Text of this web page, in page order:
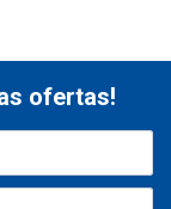
ofertas!